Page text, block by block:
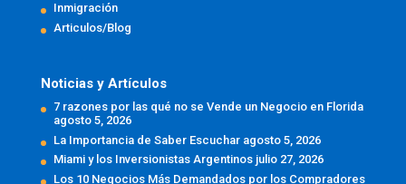
Inmigración
Articulos/Blog
Noticias y Artículos
7 razones por las qué no se Vende un Negocio en Florida
agosto 5, 2026
La Importancia de Saber Escuchar agosto 5, 2026
Miami y los Inversionistas Argentinos julio 27, 2026
Los 10 Negocios Más Demandados por los Compradores